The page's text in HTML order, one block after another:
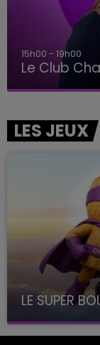
15h00 - 19h00
Le Club
LES JEUX
LE SUPER
avec La